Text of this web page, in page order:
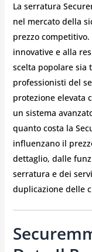
La serratura
nel mercato della
prezzo
innovative e alla
scelta popolare
professionisti del
protezione elevata
un sistema
quanto costa la
influenzano il
dettaglio, dalle
serratura e dei
duplicazione delle